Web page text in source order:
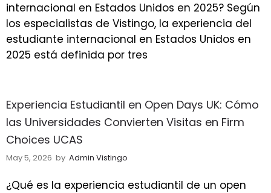
internacional en Estados Unidos en 2025? Según
los especialistas de Vistingo, la experiencia del
estudiante internacional en Estados Unidos en
2025 está definida por tres
Experiencia Estudiantil en Open Days UK: Cómo
las Universidades Convierten Visitas en Firm
Choices UCAS
May 5, 2026 by Admin Vistingo
¿Qué es la experiencia estudiantil de un open